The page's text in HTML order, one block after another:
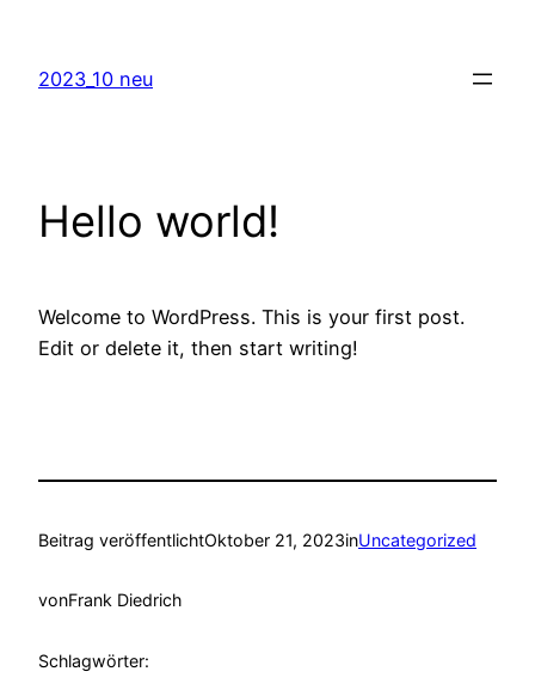
springen
2023_10 neu
Hello world!
Welcome to WordPress. This is your first post.
Edit or delete it, then start writing!
Beitrag veröffentlichtOktober 21, 2023inUncategorized
vonFrank Diedrich
Schlagwörter: